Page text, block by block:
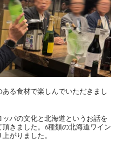
る食材で楽しんでいただきまし
パの文化と北海道というお話を
きました。6種類の北海道ワイン
がりました。